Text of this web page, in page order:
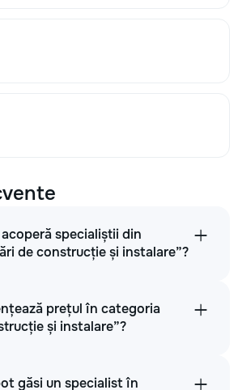
specialiștii din
de construcție și instalare”?
prețul în categoria
și instalare”?
găsi un specialist în